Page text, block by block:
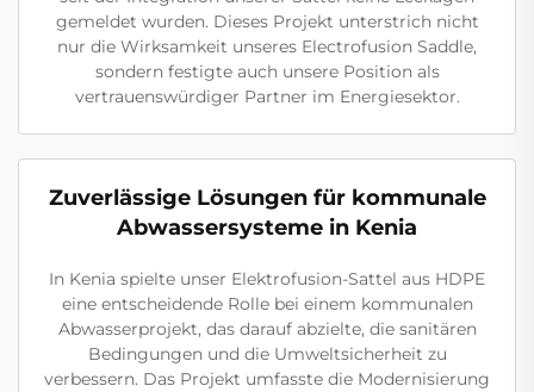
gemeldet wurden. Dieses Projekt unterstrich nicht
nur die Wirksamkeit unseres Electrofusion Saddle,
sondern festigte auch unsere Position als
vertrauenswürdiger Partner im Energiesektor.
Zuverlässige Lösungen für kommunale
Abwassersysteme in Kenia
In Kenia spielte unser Elektrofusion-Sattel aus HDPE
eine entscheidende Rolle bei einem kommunalen
Abwasserprojekt, das darauf abzielte, die sanitären
Bedingungen und die Umweltsicherheit zu
verbessern. Das Projekt umfasste die Modernisierung